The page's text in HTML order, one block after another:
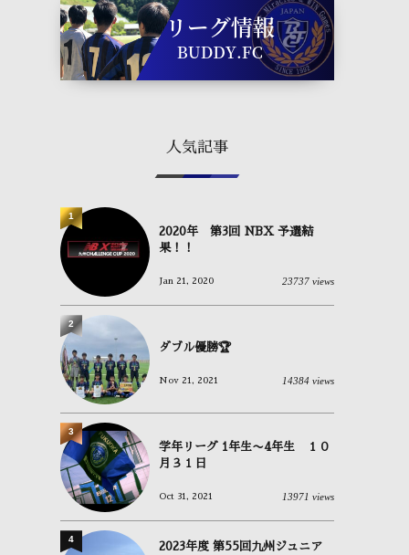
人気記事
2020年 第3回 NBX 予選結
果！！
Jan 21, 2020 23737 views
1
ダブル優勝🏆
Nov 21, 2021 14384 views
2
学年リーグ 1年生〜4年生 １０
月３１日
Oct 31, 2021 13971 views
3
2023年度 第55回九州ジュニア
4